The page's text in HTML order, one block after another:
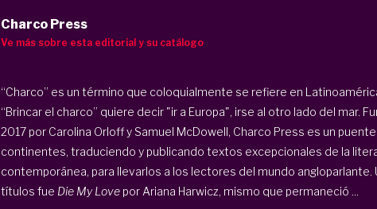
Charco Press
Ve más sobre esta editorial y su catálogo
“Charco” es un término que coloquialmente se refiere en
“Brincar el charco” quiere decir "ir a Europa", irse al otro lado del mar.
2017 por Carolina Orloff y Samuel McDowell, Charco Press es un
continentes, traduciendo y publicando textos excepcionales de la
contemporánea, para llevarlos a los lectores del mundo angloparlante.
títulos fue Die My Lovepor Ariana Harwicz, mismo que permaneció ...